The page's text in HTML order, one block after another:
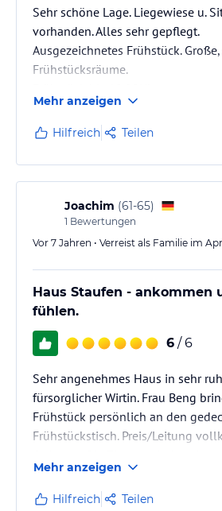
Sehr schöne Lage. Liegewiese u.
vorhanden. Alles sehr gepflegt.
Ausgezeichnetes Frühstück.
Frühstücksräume.
Mehr anzeigen
Hilfreich Teilen
Joachim (61-65)
1 Bewertungen
Vor 7 Jahren • Verreist als Familie im
Haus Staufen - ankommen
fühlen.
6 / 6
Sehr angenehmes Haus in sehr
fürsorglicher Wirtin. Frau Beng
Frühstück persönlich an den
Frühstückstisch. Preis/Leitung
täglich gereinigt. Wir waren zwei
längeren Aufenthalt sehr
Mehr anzeigen
Hilfreich Teilen